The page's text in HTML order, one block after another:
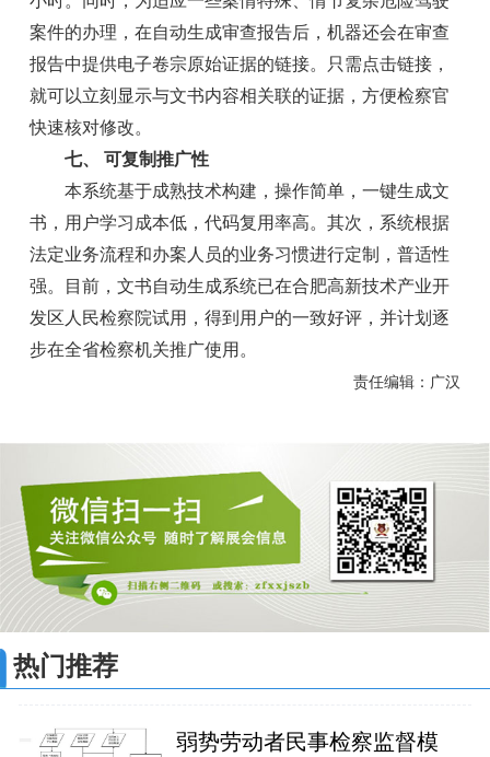
案件的办理，在自动生成审查报告后，机器还会在审查
报告中提供电子卷宗原始证据的链接。只需点击链接，
就可以立刻显示与文书内容相关联的证据，方便检察官
快速核对修改。
七、 可复制推广性
本系统基于成熟技术构建，操作简单，一键生成文
书，用户学习成本低，代码复用率高。其次，系统根据
法定业务流程和办案人员的业务习惯进行定制，普适性
强。目前，文书自动生成系统已在合肥高新技术产业开
发区人民检察院试用，得到用户的一致好评，并计划逐
步在全省检察机关推广使用。
责任编辑：广汉
热门推荐
弱势劳动者民事检察监督模